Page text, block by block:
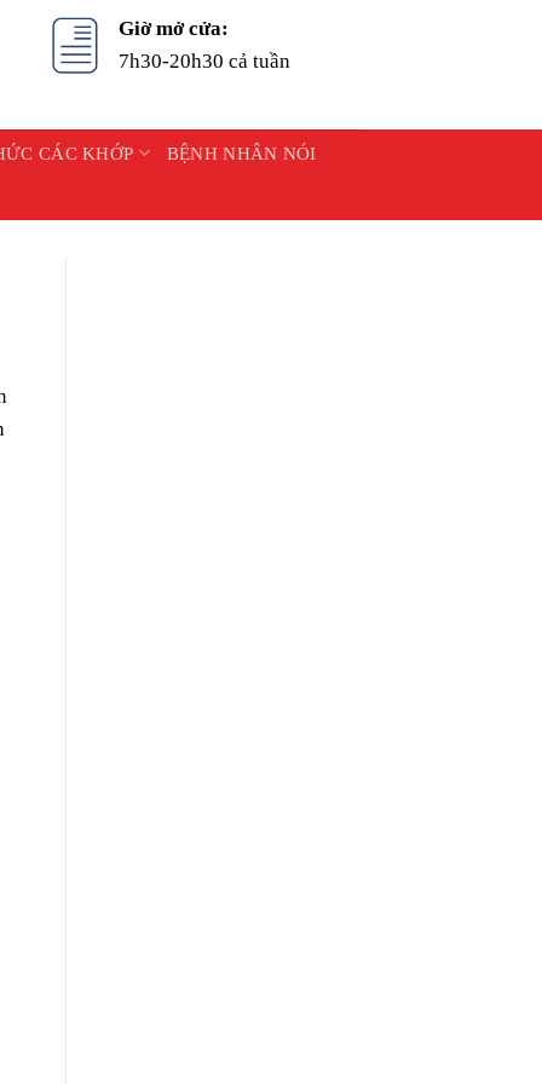
Giờ mở cửa:
7h30-20h30 cả tuần
CÁC KHỚP BỆNH NHÂN NÓI